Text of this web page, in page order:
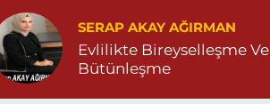
SERAP AKAY AĞIRMAN
Evlilikte Bireyselleşme Ve
Bütünleşme